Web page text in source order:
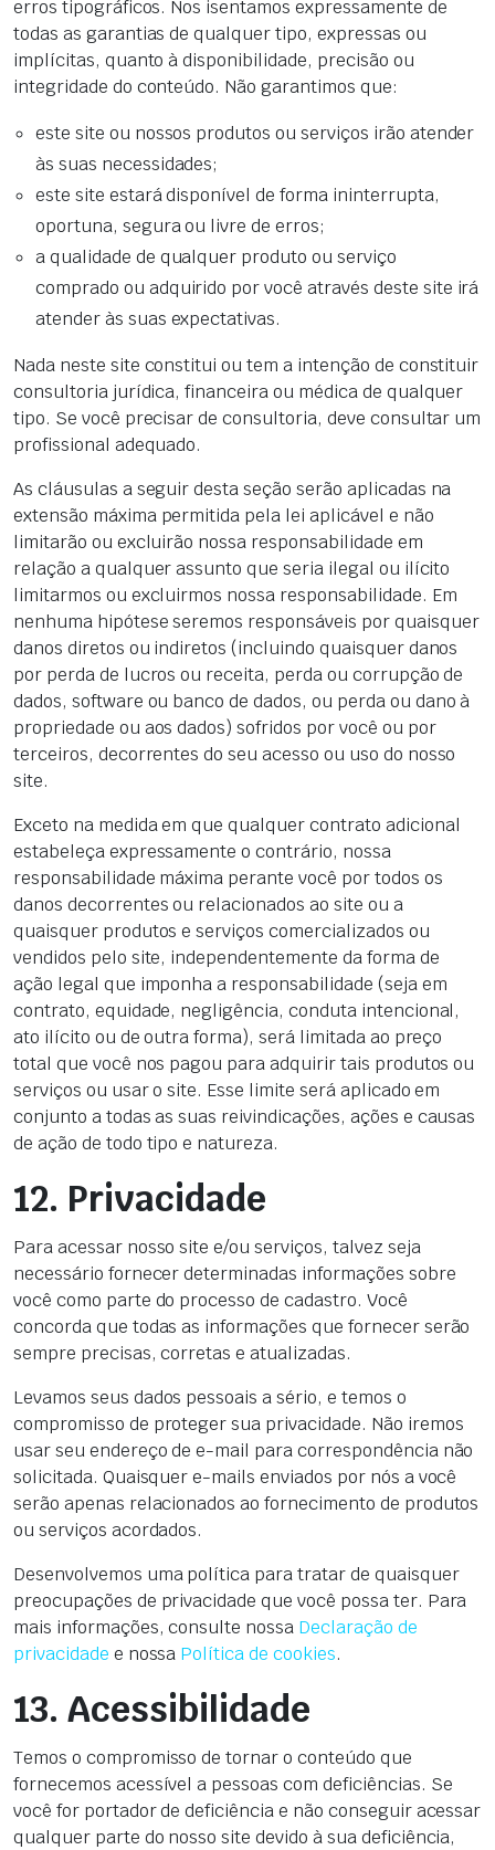
erros tipográficos. Nos isentamos expressamente de
todas as garantias de qualquer tipo, expressas ou
implícitas, quanto à disponibilidade, precisão ou
integridade do conteúdo. Não garantimos que:
este site ou nossos produtos ou serviços irão atender
às suas necessidades;
este site estará disponível de forma ininterrupta,
oportuna, segura ou livre de erros;
a qualidade de qualquer produto ou serviço
comprado ou adquirido por você através deste site irá
atender às suas expectativas.
Nada neste site constitui ou tem a intenção de constituir
consultoria jurídica, financeira ou médica de qualquer
tipo. Se você precisar de consultoria, deve consultar um
profissional adequado.
As cláusulas a seguir desta seção serão aplicadas na
extensão máxima permitida pela lei aplicável e não
limitarão ou excluirão nossa responsabilidade em
relação a qualquer assunto que seria ilegal ou ilícito
limitarmos ou excluirmos nossa responsabilidade. Em
nenhuma hipótese seremos responsáveis por quaisquer
danos diretos ou indiretos (incluindo quaisquer danos
por perda de lucros ou receita, perda ou corrupção de
dados, software ou banco de dados, ou perda ou dano à
propriedade ou aos dados) sofridos por você ou por
terceiros, decorrentes do seu acesso ou uso do nosso
site.
Exceto na medida em que qualquer contrato adicional
estabeleça expressamente o contrário, nossa
responsabilidade máxima perante você por todos os
danos decorrentes ou relacionados ao site ou a
quaisquer produtos e serviços comercializados ou
vendidos pelo site, independentemente da forma de
ação legal que imponha a responsabilidade (seja em
contrato, equidade, negligência, conduta intencional,
ato ilícito ou de outra forma), será limitada ao preço
total que você nos pagou para adquirir tais produtos ou
serviços ou usar o site. Esse limite será aplicado em
conjunto a todas as suas reivindicações, ações e causas
de ação de todo tipo e natureza.
12. Privacidade
Para acessar nosso site e/ou serviços, talvez seja
necessário fornecer determinadas informações sobre
você como parte do processo de cadastro. Você
concorda que todas as informações que fornecer serão
sempre precisas, corretas e atualizadas.
Levamos seus dados pessoais a sério, e temos o
compromisso de proteger sua privacidade. Não iremos
usar seu endereço de e-mail para correspondência não
solicitada. Quaisquer e-mails enviados por nós a você
serão apenas relacionados ao fornecimento de produtos
ou serviços acordados.
Desenvolvemos uma política para tratar de quaisquer
preocupações de privacidade que você possa ter. Para
mais informações, consulte nossa Declaração de
privacidade e nossa Política de cookies.
13. Acessibilidade
Temos o compromisso de tornar o conteúdo que
fornecemos acessível a pessoas com deficiências. Se
você for portador de deficiência e não conseguir acessar
qualquer parte do nosso site devido à sua deficiência,